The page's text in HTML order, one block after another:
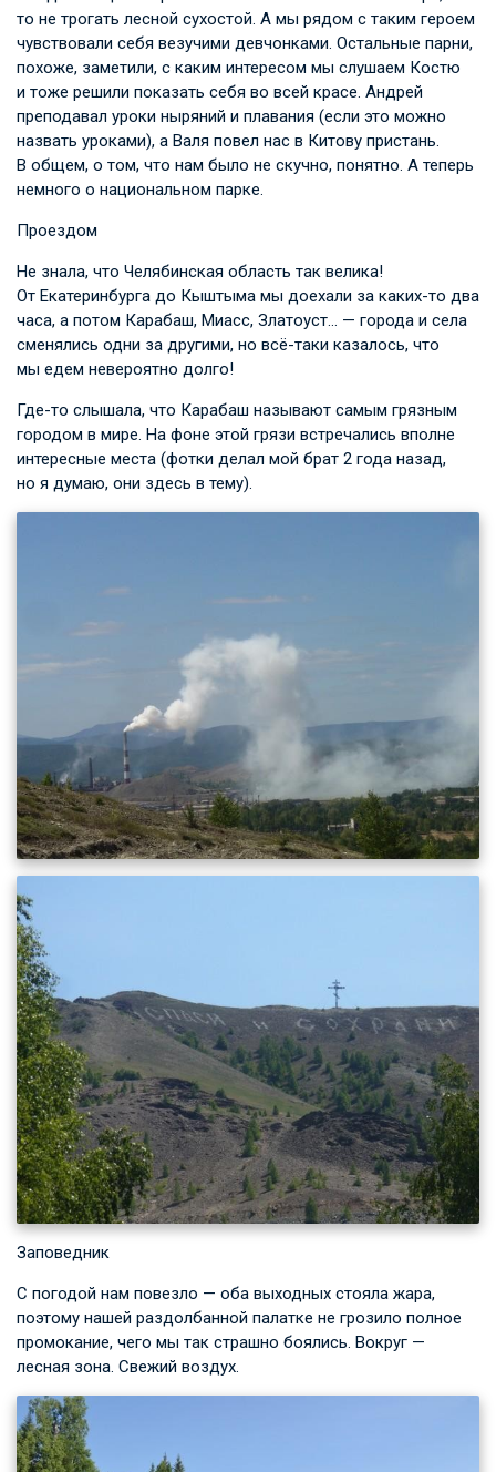
то не трогать лесной сухостой. А мы рядом с таким героем
чувствовали себя везучими девчонками. Остальные парни,
похоже, заметили, с каким интересом мы слушаем Костю
и тоже решили показать себя во всей красе. Андрей
преподавал уроки ныряний и плавания (если это можно
назвать уроками), а Валя повел нас в Китову пристань.
В общем, о том, что нам было не скучно, понятно. А теперь
немного о национальном парке.
Проездом
Не знала, что Челябинская область так велика!
От Екатеринбурга до Кыштыма мы доехали за каких-то два
часа, а потом Карабаш, Миасс, Златоуст… — города и села
сменялись одни за другими, но всё-таки казалось, что
мы едем невероятно долго!
Где-то слышала, что Карабаш называют самым грязным
городом в мире. На фоне этой грязи встречались вполне
интересные места (фотки делал мой брат 2 года назад,
но я думаю, они здесь в тему).
Заповедник
С погодой нам повезло — оба выходных стояла жара,
поэтому нашей раздолбанной палатке не грозило полное
промокание, чего мы так страшно боялись. Вокруг —
лесная зона. Свежий воздух.